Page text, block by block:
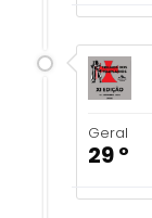
Geral
29 º